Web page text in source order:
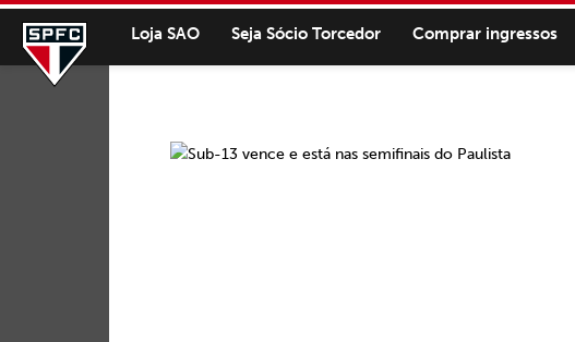
Loja SAO Seja Sócio Torcedor Comprar ingressos